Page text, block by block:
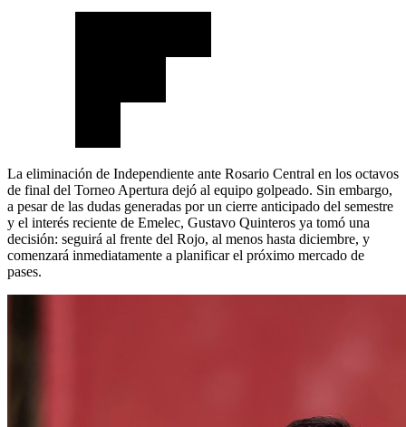
La eliminación de Independiente ante Rosario Central en los octavos
de final del Torneo Apertura dejó al equipo golpeado. Sin embargo,
a pesar de las dudas generadas por un cierre anticipado del semestre
y el interés reciente de Emelec, Gustavo Quinteros ya tomó una
decisión: seguirá al frente del Rojo, al menos hasta diciembre, y
comenzará inmediatamente a planificar el próximo mercado de
pases.